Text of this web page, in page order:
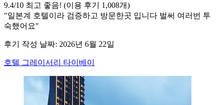
9.4/10 최고 좋음! (이용 후기 1,008개)
"일본계 호텔이라 검증하고 방문한곳 입니다 벌써 여러번 투
숙했어요"
후기 작성 날짜: 2026년 6월 22일
호텔 그레이서리 타이베이